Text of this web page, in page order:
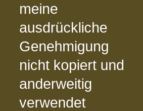
meine
ausdrückliche
Genehmigung
nicht kopiert und
anderweitig
verwendet